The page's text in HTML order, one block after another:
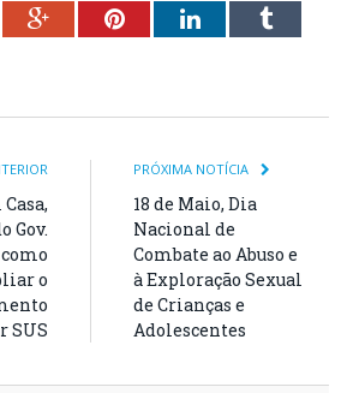
Google+PinterestLinkedInTumblr
Gov.
o
SUS
PRÓXIMA NOTÍCIA
18 de Maio, Dia
Nacional de
Combate ao Abuso e
à Exploração Sexual
de Crianças e
Adolescentes